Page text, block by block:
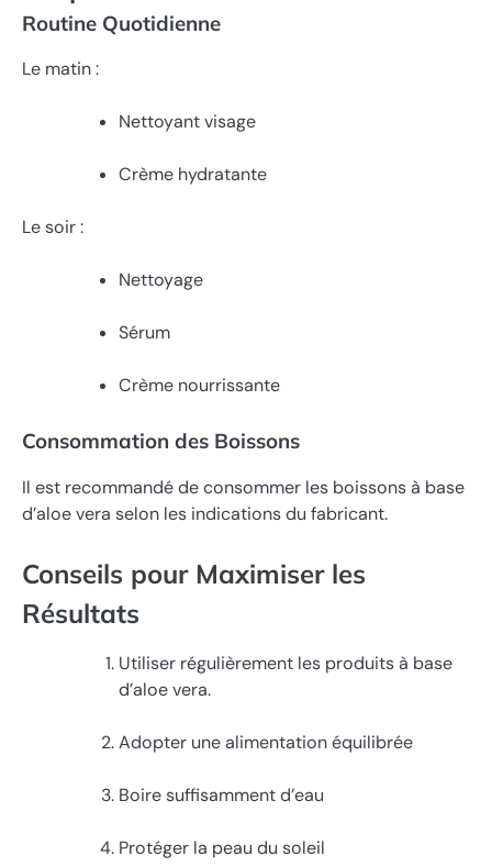
Routine Quotidienne
Le matin :
Nettoyant visage
Crème hydratante
Le soir :
Nettoyage
Sérum
Crème nourrissante
Consommation des Boissons
Il est recommandé de consommer les boissons à base
d’aloe vera selon les indications du fabricant.
Conseils pour Maximiser les
Résultats
Utiliser régulièrement les produits à base
d’aloe vera.
Adopter une alimentation équilibrée
Boire suffisamment d’eau
Protéger la peau du soleil